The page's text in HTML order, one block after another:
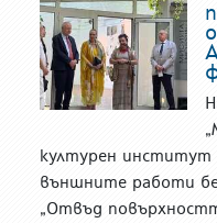
културен
външните работи
„Отвъд